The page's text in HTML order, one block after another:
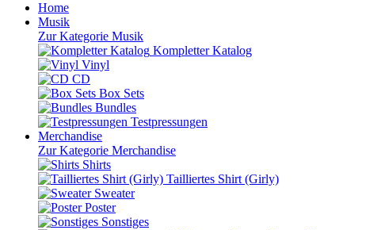
Home
Musik
Zur Kategorie Musik
Kompletter Katalog
Vinyl
CD
Box Sets
Bundles
Testpressungen
Merchandise
Zur Kategorie Merchandise
Shirts
Tailliertes Shirt (Girly)
Sweater
Poster
Sonstiges